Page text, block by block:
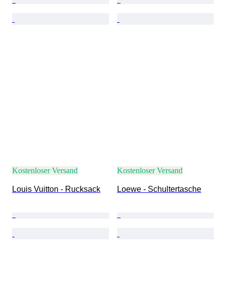
Kostenloser Versand
Louis Vuitton - Rucksack
Kostenloser Versand
Loewe - Schultertasche